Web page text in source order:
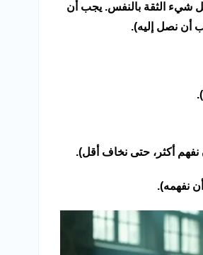
شيء الثقة بالنفس. يجب أن
أن نصل إليه).
أكثر، حتى نخاف أقل).
نفهمه).